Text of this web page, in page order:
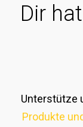
Dir
Unterstütze
Produkte